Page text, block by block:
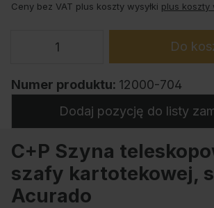
Ceny bez VAT plus koszty wysyłki plus koszty
Do
Numer produktu: 12000-704
Dodaj pozycję do listy
C+P Szyna
szafy kartotekowej,
Acurado